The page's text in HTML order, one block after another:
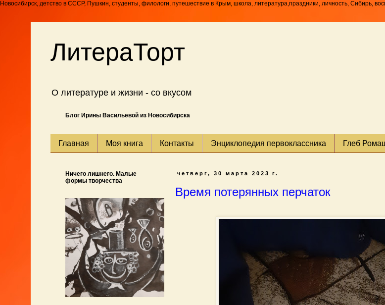
Новосибирск, детство в СССР, Пушкин, студенты, филологи, путешествие в Крым, школа, литература,праздники, личность, Сибирь,
ЛитераТорт
О литературе и жизни - со вкусом
Блог Ирины Васильевой из Новосибирска
Главная Моя книга Контакты Энциклопедия первоклассника Глеб
четверг, 30 марта 2023 г.
Время потерянных перчаток
Ничего лишнего. Малые
формы творчества